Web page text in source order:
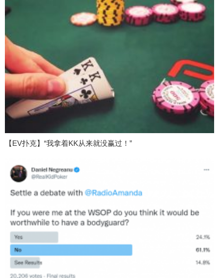
【EV扑克】“我拿着KK从来就没赢过！”